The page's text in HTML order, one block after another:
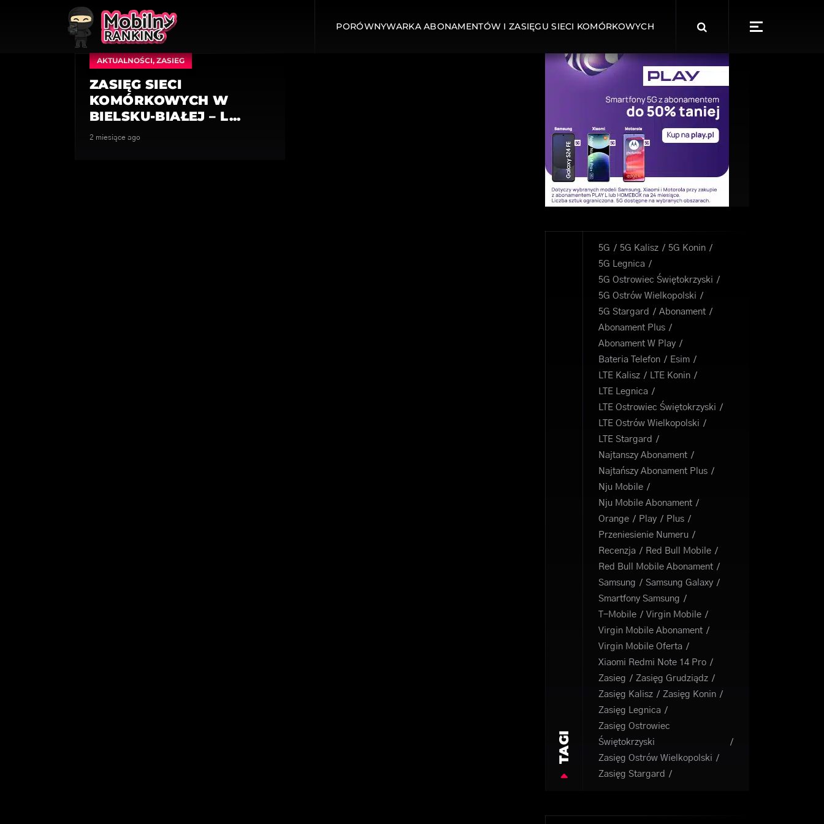
PORÓWNYWARKA ABONAMENTÓW I ZASIĘGU SIECI KOMÓRKOWYCH
for:
AKTUALNOŚCI,ZASIEG
ZASIĘG SIECI
KOMÓRKOWYCH W
BIELSKU-BIAŁEJ – L...
2 miesiące ago
TAGI
5G 5G Kalisz
5G Konin
5G Legnica
5G Ostrowiec Świętokrzyski
5G Ostrów Wielkopolski
5G Stargard
Abonament
Abonament Plus
Abonament W Play
Bateria Telefon
Esim
LTE Kalisz
LTE Konin
LTE Legnica
LTE Ostrowiec Świętokrzyski
LTE Ostrów Wielkopolski
LTE Stargard
Najtanszy Abonament
Najtańszy Abonament Plus
Nju Mobile
Nju Mobile Abonament
Orange
Play
Plus
Przeniesienie Numeru
Recenzja
Red Bull Mobile
Red Bull Mobile Abonament
Samsung
Samsung Galaxy
Smartfony Samsung
T-Mobile
Virgin Mobile
Virgin Mobile Abonament
Virgin Mobile Oferta
Xiaomi Redmi Note 14 Pro
Zasieg
Zasięg Grudziądz
Zasięg Kalisz
Zasięg Konin
Zasięg Legnica
Zasięg Ostrowiec
Świętokrzyski
Zasięg Ostrów Wielkopolski
Zasięg Stargard